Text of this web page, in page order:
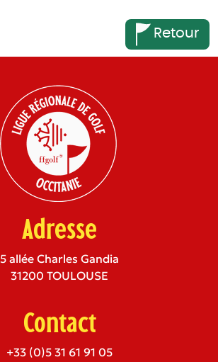
Retour
Adresse
5 allée Charles Gandia
31200 TOULOUSE
Contact
+33 (0)5 31 61 91 05